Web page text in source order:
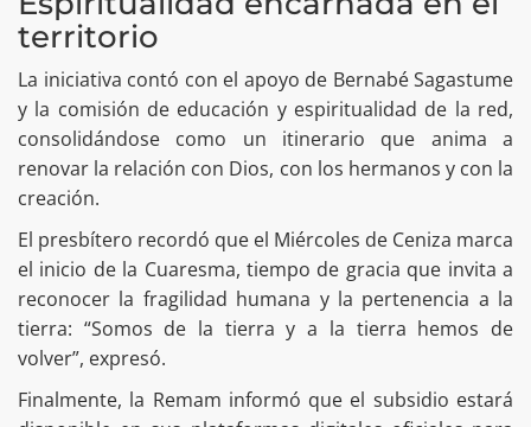
territorio
La iniciativa contó con el apoyo de Bernabé Sagastume
y la comisión de educación y espiritualidad de la red,
consolidándose como un itinerario que anima a
renovar la relación con Dios, con los hermanos y con la
creación.
El presbítero recordó que el Miércoles de Ceniza marca
el inicio de la Cuaresma, tiempo de gracia que invita a
reconocer la fragilidad humana y la pertenencia a la
tierra: “Somos de la tierra y a la tierra hemos de
volver”, expresó.
Finalmente, la Remam informó que el subsidio estará